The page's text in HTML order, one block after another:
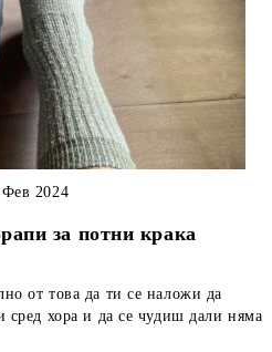
за потни крака
2024
от това да ти се наложи да
сред хора и да се чудиш дали няма